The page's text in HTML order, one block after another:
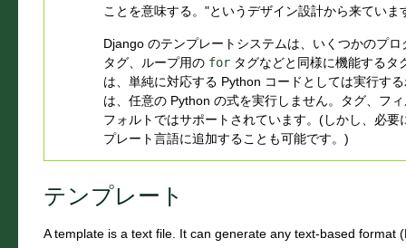
ことを意味する。"というデザイン設計から来ていま
Django のテンプレートシステムは、いくつかのプ
タグ、ループ用の for タグなどと同様に機能するタ
は、単純に対応する Python コードとしては実行す
は、任意の Python の式を実行しません。タグ、フ
フォルトではサポートされています。(しかし、必
プレート言語に追加することも可能です。)
テンプレート
A template is a text file. It can generate any text-based format